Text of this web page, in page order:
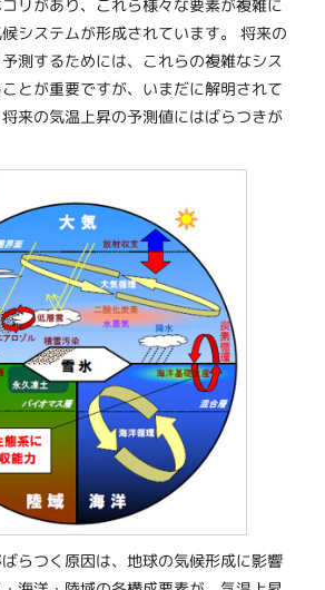
リがあり、これら様々な要素が複雑に
システムが形成されています。 将来の
測するためには、これらの複雑なシス
とが重要ですが、いまだに解明されて
来の気温上昇の予測値にはばらつきが
らつく原因は、地球の気候形成に影響